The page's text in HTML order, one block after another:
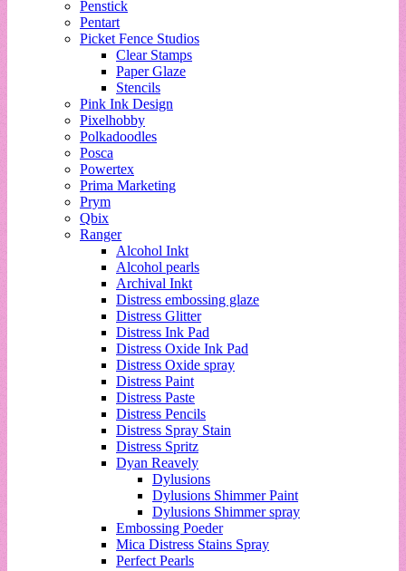
Penstick
Pentart
Picket Fence Studios
Clear Stamps
Paper Glaze
Stencils
Pink Ink Design
Pixelhobby
Polkadoodles
Posca
Powertex
Prima Marketing
Prym
Qbix
Ranger
Alcohol Inkt
Alcohol pearls
Archival Inkt
Distress embossing glaze
Distress Glitter
Distress Ink Pad
Distress Oxide Ink Pad
Distress Oxide spray
Distress Paint
Distress Paste
Distress Pencils
Distress Spray Stain
Distress Spritz
Dyan Reavely
Dylusions
Dylusions Shimmer Paint
Dylusions Shimmer spray
Embossing Poeder
Mica Distress Stains Spray
Perfect Pearls